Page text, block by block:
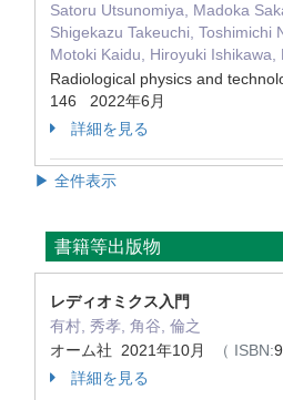
Satoru Utsunomiya, Madoka
Shigekazu Takeuchi, Toshimichi
Motoki Kaidu, Hiroyuki Ishikawa,
Radiological physics and
146 2022年6月
詳細を見る
▶ 全件表示
書籍等出版物
レディオミクス入門
有村, 秀孝, 角谷, 倫之
オーム社 2021年10月
（ ISBN:
詳細を見る